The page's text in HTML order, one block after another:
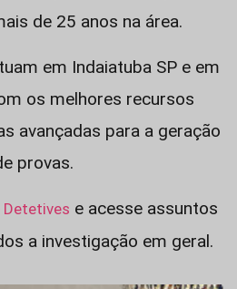
de 25 anos na área.
em Indaiatuba SP e em
os melhores recursos
avançadas para a geração
provas.
Detetives e acesse assuntos
a investigação em geral.